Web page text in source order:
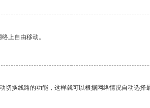
上自由移动。
换线路的功能，这样就可以根据网络情况自动选择